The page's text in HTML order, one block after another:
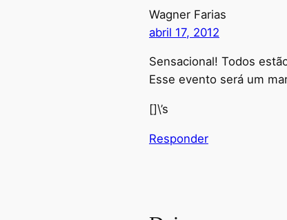
Wagner Farias
abril 17, 2012
Sensacional! Todos
Esse evento será um
[]\’s
Responder